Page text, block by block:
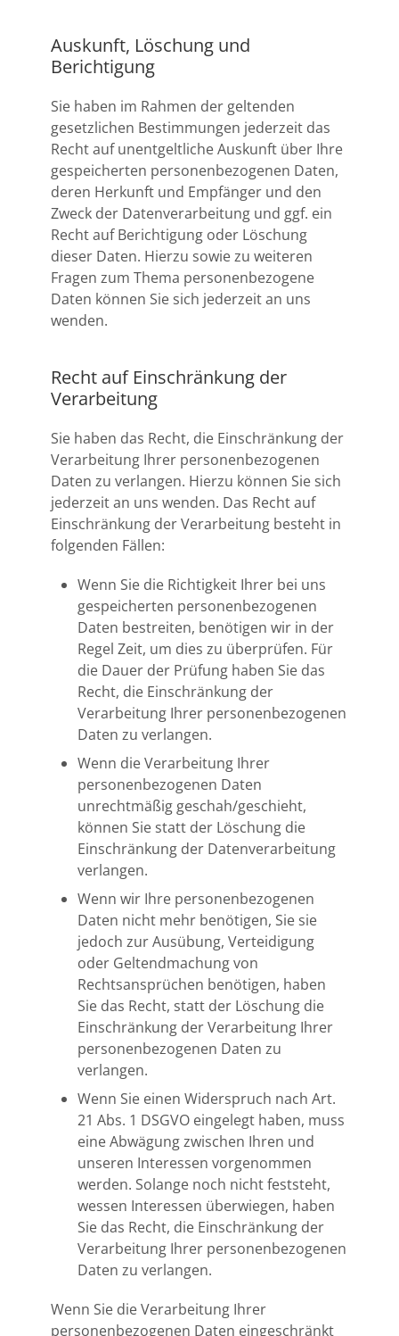
Auskunft, Löschung und
Berichtigung
Sie haben im Rahmen der geltenden
gesetzlichen Bestimmungen jederzeit das
Recht auf unentgeltliche Auskunft über Ihre
gespeicherten personenbezogenen Daten,
deren Herkunft und Empfänger und den
Zweck der Datenverarbeitung und ggf. ein
Recht auf Berichtigung oder Löschung
dieser Daten. Hierzu sowie zu weiteren
Fragen zum Thema personenbezogene
Daten können Sie sich jederzeit an uns
wenden.
Recht auf Einschränkung der
Verarbeitung
Sie haben das Recht, die Einschränkung der
Verarbeitung Ihrer personenbezogenen
Daten zu verlangen. Hierzu können Sie sich
jederzeit an uns wenden. Das Recht auf
Einschränkung der Verarbeitung besteht in
folgenden Fällen:
Wenn Sie die Richtigkeit Ihrer bei uns
gespeicherten personenbezogenen
Daten bestreiten, benötigen wir in der
Regel Zeit, um dies zu überprüfen. Für
die Dauer der Prüfung haben Sie das
Recht, die Einschränkung der
Verarbeitung Ihrer personenbezogenen
Daten zu verlangen.
Wenn die Verarbeitung Ihrer
personenbezogenen Daten
unrechtmäßig geschah/geschieht,
können Sie statt der Löschung die
Einschränkung der Datenverarbeitung
verlangen.
Wenn wir Ihre personenbezogenen
Daten nicht mehr benötigen, Sie sie
jedoch zur Ausübung, Verteidigung
oder Geltendmachung von
Rechtsansprüchen benötigen, haben
Sie das Recht, statt der Löschung die
Einschränkung der Verarbeitung Ihrer
personenbezogenen Daten zu
verlangen.
Wenn Sie einen Widerspruch nach Art.
21 Abs. 1 DSGVO eingelegt haben, muss
eine Abwägung zwischen Ihren und
unseren Interessen vorgenommen
werden. Solange noch nicht feststeht,
wessen Interessen überwiegen, haben
Sie das Recht, die Einschränkung der
Verarbeitung Ihrer personenbezogenen
Daten zu verlangen.
Wenn Sie die Verarbeitung Ihrer
personenbezogenen Daten eingeschränkt